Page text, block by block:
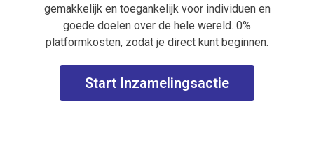
gemakkelijk en toegankelijk voor individuen en
goede doelen over de hele wereld. 0%
platformkosten, zodat je direct kunt beginnen.
Start Inzamelingsactie